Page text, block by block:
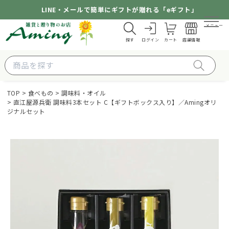
LINE・メールで簡単にギフトが贈れる「eギフト」
探す ログイン カート 店舗情報
メニュー
TOP 食べもの
調味料・オイル
直江屋源兵衛 調味料3本セット C【ギフトボックス入り】／Amingオリ
ジナルセット